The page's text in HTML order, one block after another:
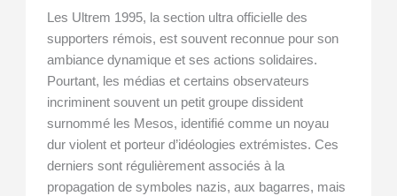
Les Ultrem 1995, la section ultra officielle des
supporters rémois, est souvent reconnue pour son
ambiance dynamique et ses actions solidaires.
Pourtant, les médias et certains observateurs
incriminent souvent un petit groupe dissident
surnommé les Mesos, identifié comme un noyau
dur violent et porteur d’idéologies extrémistes. Ces
derniers sont régulièrement associés à la
propagation de symboles nazis, aux bagarres, mais